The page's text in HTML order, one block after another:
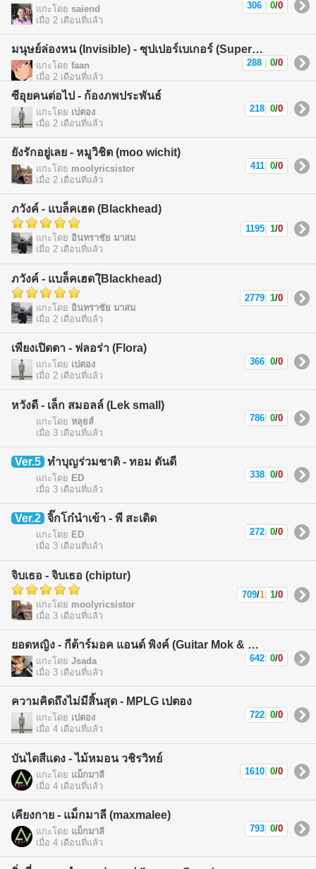
แกะโดย saiend
เมื่อ 2 เดือนที่แล้ว
306 0/0
มนุษย์ล่องหน (Invisible) - ซุปเปอร์เบเกอร์ (Superbaker)
แกะโดย faan
เมื่อ 2 เดือนที่แล้ว
288 0/0
ซีอุยคนต่อไป - ก้องภพประพันธ์
แกะโดย เปตอง
เมื่อ 2 เดือนที่แล้ว
218 0/0
ยังรักอยู่เลย - หมูวิชิต (moo wichit)
แกะโดย moolyricsistor
เมื่อ 2 เดือนที่แล้ว
411 0/0
ภวังค์ - แบล็คเฮด (Blackhead)
แกะโดย อินทราชัย มาสม
เมื่อ 2 เดือนที่แล้ว
1195 1/0
ภวังค์ - แบล็คเฮด (ฺิBlackhead)
แกะโดย อินทราชัย มาสม
เมื่อ 2 เดือนที่แล้ว
2779 1/0
เพียงเปิดตา - ฟลอร่า (Flora)
แกะโดย เปตอง
เมื่อ 2 เดือนที่แล้ว
366 0/0
หวังดี - เล็ก สมอลล์ (Lek small)
แกะโดย หลุยส์
เมื่อ 3 เดือนที่แล้ว
786 0/0
Ver.5 ทำบุญร่วมชาติ - ทอม ดันดี
แกะโดย ED
เมื่อ 3 เดือนที่แล้ว
338 0/0
Ver.2 จิ๊กโก๋นำเข้า - พี สะเดิด
แกะโดย ED
เมื่อ 3 เดือนที่แล้ว
272 0/0
จิบเธอ - จิบเธอ (chiptur)
แกะโดย moolyricsistor
เมื่อ 3 เดือนที่แล้ว
709/1 1/0
ยอดหญิง - กีต้าร์มอค แอนด์ พิงค์ (Guitar Mok & Pink)
แกะโดย Jsada
เมื่อ 3 เดือนที่แล้ว
642 0/0
ความคิดถึงไม่มีสิ้นสุด - MPLG เปตอง
แกะโดย เปตอง
เมื่อ 4 เดือนที่แล้ว
722 0/0
บันไดสีแดง - ไม้หมอน วชิรวิทย์
แกะโดย แม็กมาลี
เมื่อ 4 เดือนที่แล้ว
1610 0/0
เคียงกาย - แม็กมาลี (maxmalee)
แกะโดย แม็กมาลี
เมื่อ 4 เดือนที่แล้ว
793 0/0